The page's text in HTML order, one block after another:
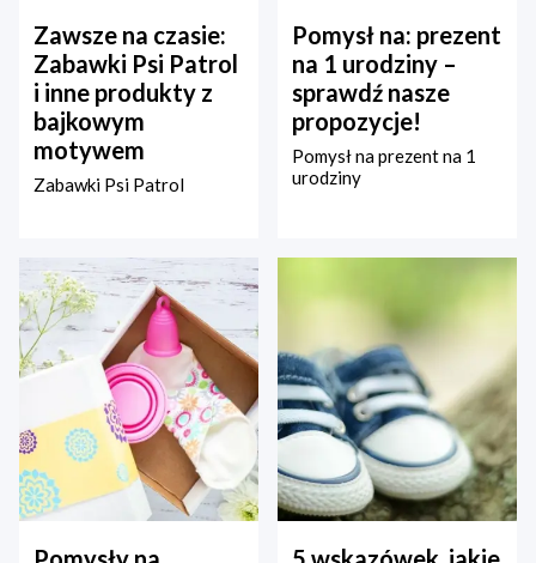
Zawsze na czasie:
Zabawki Psi Patrol
i inne produkty z
bajkowym
motywem
Zabawki Psi Patrol
Pomysł na: prezent
na 1 urodziny –
sprawdź nasze
propozycje!
Pomysł na prezent na 1
urodziny